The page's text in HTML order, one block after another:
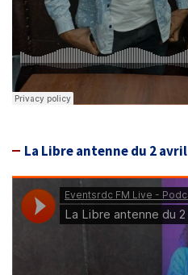
La Libre antenne du 2 avril